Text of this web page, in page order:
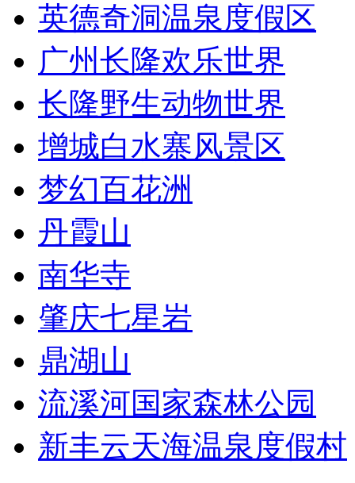
英德奇洞温泉度假区
广州长隆欢乐世界
长隆野生动物世界
增城白水寨风景区
梦幻百花洲
丹霞山
南华寺
肇庆七星岩
鼎湖山
流溪河国家森林公园
新丰云天海温泉度假村